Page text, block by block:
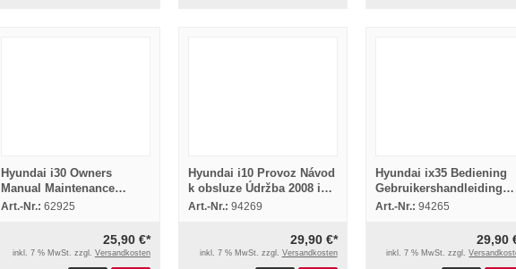
Hyundai i30 Owners
Manual Maintenance
Specification 2012
Art.-Nr.: 62925
25,90 €*
inkl. 7 % MwSt. zzgl. Versandkosten
Hyundai i10 Provoz Návod
k obsluze Údržba 2008 in
Tschechisch
Art.-Nr.: 94269
29,90 €*
inkl. 7 % MwSt. zzgl. Versandkosten
Hyundai ix35 Bediening
Gebruikershandleiding
Onderhoud 2011
Art.-Nr.: 94265
29,90
inkl. 7 % MwSt. zzgl.